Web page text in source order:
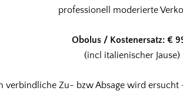
professionell moderierte
Obolus / Kostenersatz: €
(incl italienischer Jause)
verbindliche Zu- bzw Absage wird ersucht